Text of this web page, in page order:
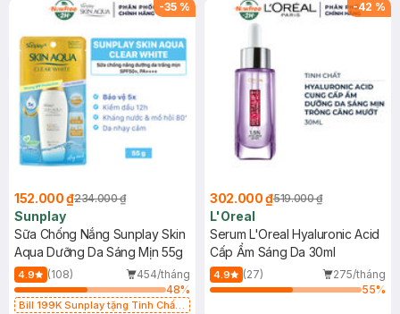
-35 %
152.000 ₫234.000 ₫
Sunplay
Sữa Chống Nắng Sunplay Skin
Aqua Dưỡng Da Sáng Mịn 55g
4.9 (108)
454/tháng
48%
Bill 199K Sunplay tặng Tinh Chất
-42 %
302.000 ₫519.000 ₫
L'Oreal
Serum L'Oreal Hyaluronic Acid
Cấp Ẩm Sáng Da 30ml
4.9 (27)
275/tháng
55%